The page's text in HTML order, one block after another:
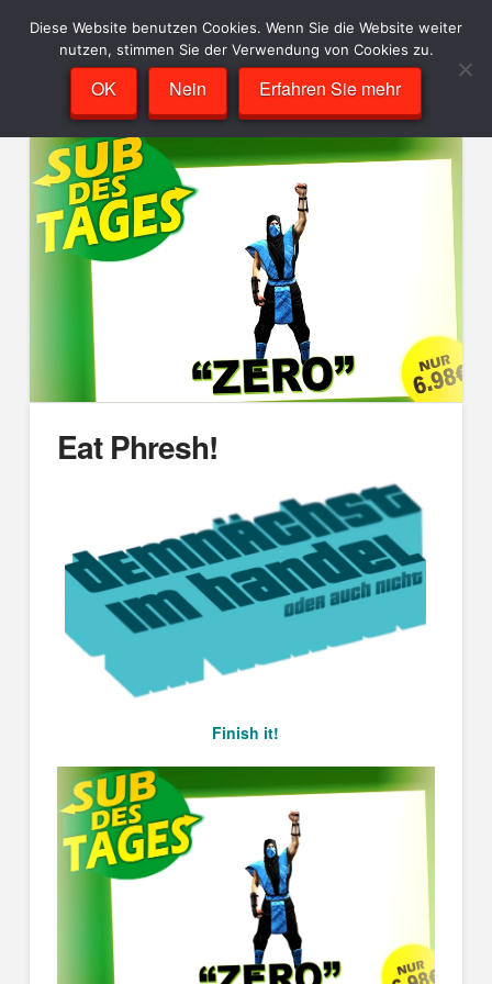
Eat Phresh!
Finish it!
Diese Website benutzen Cookies. Wenn Sie die Website weiter
nutzen, stimmen Sie der Verwendung von Cookies zu.
OK Nein Erfahren Sie mehr